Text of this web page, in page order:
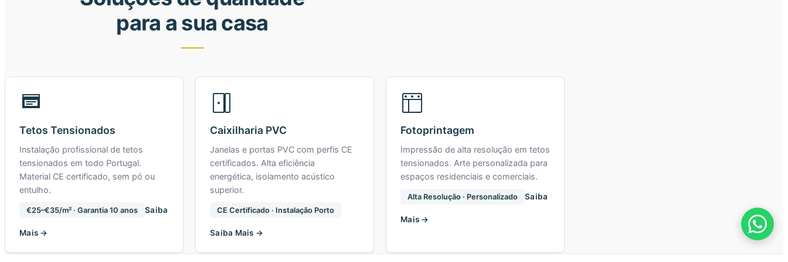
para a sua casa
Tetos Tensionados
Instalação profissional de tetos
tensionados em todo Portugal.
Material CE certificado, sem pó ou
entulho.
€25–€35/m² · Garantia 10 anos Saiba
Mais →
Caixilharia PVC
Janelas e portas PVC com perfis CE
certificados. Alta eficiência
energética, isolamento acústico
superior.
CE Certificado · Instalação Porto
Saiba Mais →
Fotoprintagem
Impressão de alta resolução em tetos
tensionados. Arte personalizada para
espaços residenciais e comerciais.
Alta Resolução · Personalizado Saiba
Mais →